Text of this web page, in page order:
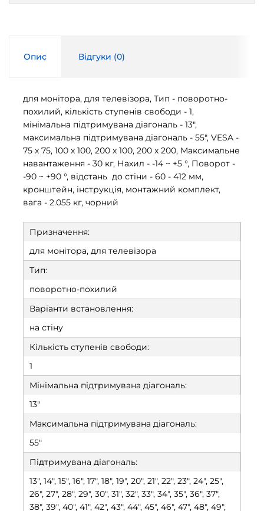
Опис Відгуки (0)
для монітора, для телевізора, Тип - поворотно-
похилий, кількість ступенів свободи - 1,
мінімальна підтримувана діагональ - 13",
максимальна підтримувана діагональ - 55", VESA -
75 x 75, 100 x 100, 200 x 100, 200 x 200, Максимальне
навантаження - 30 кг, Нахил - -14 ~ +5 °, Поворот -
-90 ~ +90 °, відстань до стіни - 60 - 412 мм,
кронштейн, інструкція, монтажний комплект,
вага - 2.055 кг, чорний
Призначення:
для монітора, для телевізора
Тип:
поворотно-похилий
Варіанти встановлення:
на стіну
Кількість ступенів свободи:
1
Мінімальна підтримувана діагональ:
13"
Максимальна підтримувана діагональ:
55"
Підтримувана діагональ:
13", 14", 15", 16", 17", 18", 19", 20", 21", 22", 23", 24", 25",
26", 27", 28", 29", 30", 31", 32", 33", 34", 35", 36", 37",
38", 39", 40", 41", 42", 43", 44", 45", 46", 47", 48", 49",